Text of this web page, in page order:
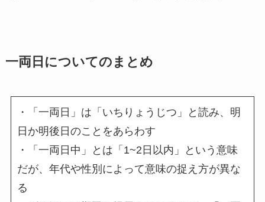
一両日についての まとめ
・「一両日」は「いちりょうじつ」と読み、明
日か明後日のことをあらわす
・「一両日中」とは「1~2日以内」という意味
だが、年代や性別によって意味の捉え方が異な
る